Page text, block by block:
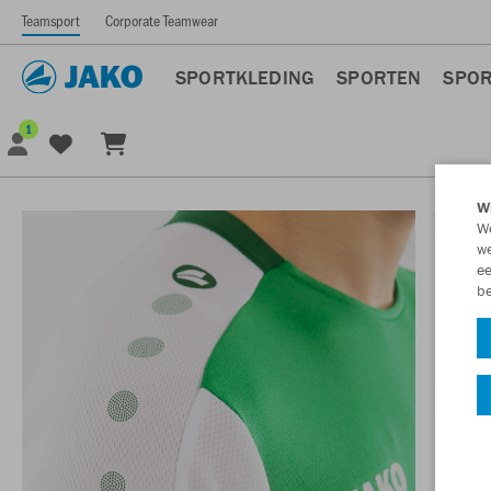
Teamsport Corporate Teamwear
SPORTKLEDING SPORTEN
1